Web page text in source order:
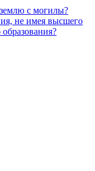
с могилы?
не имея высшего